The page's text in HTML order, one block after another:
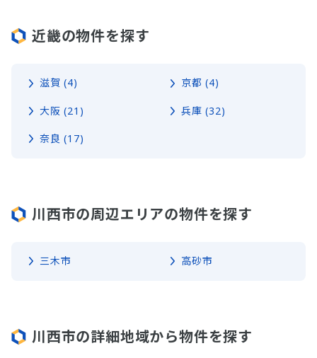
近畿の物件を探す
滋賀 (4) 京都 (4)
大阪 (21) 兵庫 (32)
奈良 (17)
川西市の周辺エリアの物件を探す
三木市 高砂市
川西市の詳細地域から物件を探す